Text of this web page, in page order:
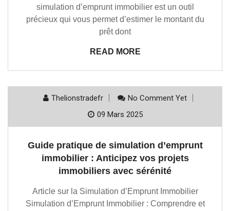
simulation d’emprunt immobilier est un outil
précieux qui vous permet d’estimer le montant du
prêt dont
READ MORE
Thelionstradefr
No Comment Yet
09 Mars 2025
Guide pratique de simulation d’emprunt
immobilier : Anticipez vos projets
immobiliers avec sérénité
Article sur la Simulation d’Emprunt Immobilier
Simulation d’Emprunt Immobilier : Comprendre et